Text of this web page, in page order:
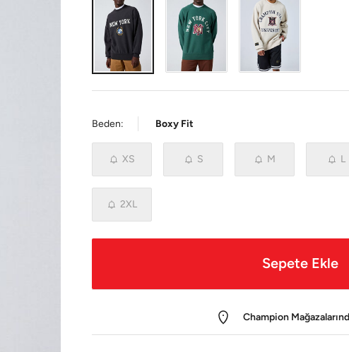
Beden: Boxy Fit
XS S M L
2XL
Sepete Ekle
Champion